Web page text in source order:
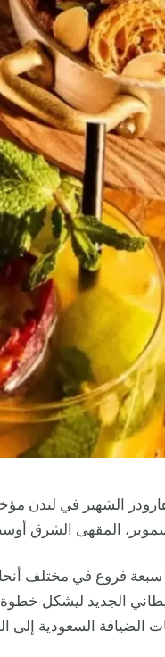
الشهير في لندن
سموير، المقهى الشرق
سبعة فروع في مختلف
الجديد ليشكل
الضيافة السعودية